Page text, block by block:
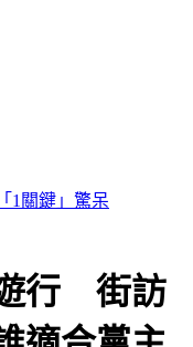
沒用 醫揪這部位出問
行 街訪